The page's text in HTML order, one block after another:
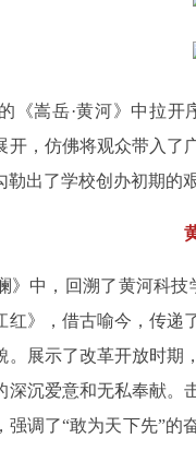
《嵩岳·黄河》中拉
开，仿佛将观众带入
出了学校创办初期的
》中，回溯了黄河科
红》，借古喻今，传递
。展示了改革开放时期
深沉爱意和无私奉献。
强调了“敢为天下先”